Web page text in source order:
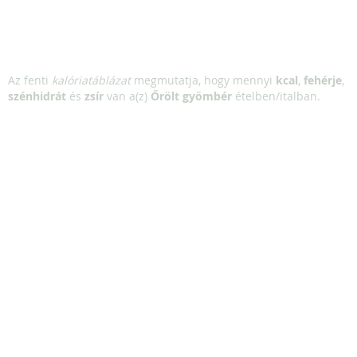
Az fenti kalóriatáblázatmegmutatja, hogy mennyi kcal, fehérje,
szénhidrát és zsír van a(z) Őrölt gyömbér ételben/italban.